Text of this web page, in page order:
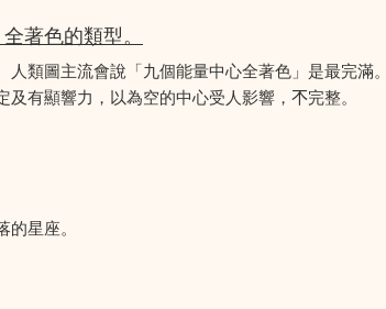
著色的類型。
類圖主流會說「九個能量中心全著色」是最完滿。
有顯響力，以為空的中心受人影響，𣎴完整。
星座。